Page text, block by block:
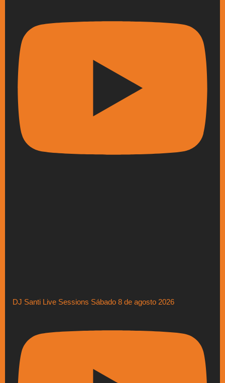
DJ Santi Live Sessions Sábado 8 de agosto 2026